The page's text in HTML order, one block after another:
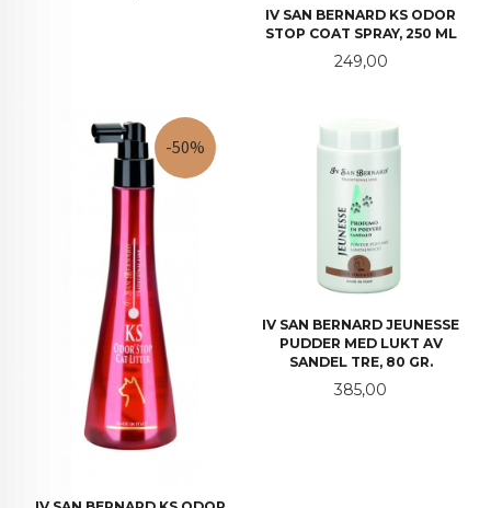
IV SAN BERNARD KS ODOR
STOP COAT SPRAY, 250 ML
Pris
249,00
-50%
IV SAN BERNARD JEUNESSE
PUDDER MED LUKT AV
SANDEL TRE, 80 GR.
Pris
385,00